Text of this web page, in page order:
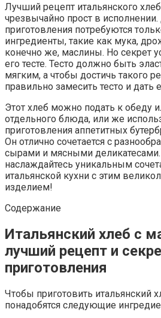
Лучший рецепт итальянского
чрезвычайно прост в исполнении.
приготовления потребуются
ингредиенты, такие как мука,
конечно же, маслины. Но секрет
его тесте. Тесто должно быть
мягким, а чтобы достичь такого
правильно замесить тесто и дать
Этот хлеб можно подать к обеду
отдельного блюда, или же
приготовления аппетитных
Он отлично сочетается с
сырами и мясными деликатесами.
наслаждайтесь уникальным
итальянской кухни с этим
изделием!
Содержание
Итальянский хлеб с
лучший рецепт и
приготовления
Чтобы приготовить итальянский
понадобятся следующие